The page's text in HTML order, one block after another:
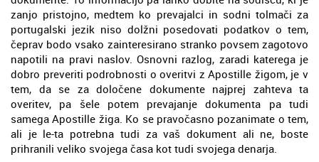
zanjo pristojno, medtem ko prevajalci in sodni tolmači za
portugalski jezik niso dolžni posedovati podatkov o tem,
čeprav bodo vsako zainteresirano stranko povsem zagotovo
napotili na pravi naslov. Osnovni razlog, zaradi katerega je
dobro preveriti podrobnosti o overitvi z Apostille žigom, je v
tem, da se za določene dokumente najprej zahteva ta
overitev, pa šele potem prevajanje dokumenta pa tudi
samega Apostille žiga. Ko se pravočasno pozanimate o tem,
ali je le-ta potrebna tudi za vaš dokument ali ne, boste
prihranili veliko svojega časa kot tudi svojega denarja.